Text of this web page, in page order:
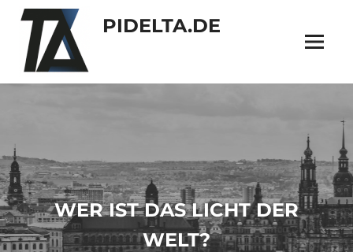
Zum
Inhalt
springen
PIDELTA.DE
pidelta
Menü
WER IST DAS LICHT DER
WELT?